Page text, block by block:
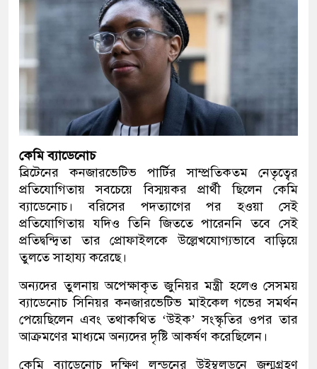
কেমি ব্যাডেনোচ
ব্রিটেনের কনজারভেটিভ পার্টির সাম্প্রতিকতম নেতৃত্বের
প্রতিযোগিতায় সবচেয়ে বিস্ময়কর প্রার্থী ছিলেন কেমি
ব্যাডেনোচ। বরিসের পদত্যাগের পর হওয়া সেই
প্রতিযোগিতায় যদিও তিনি জিততে পারেননি তবে সেই
প্রতিদ্বন্দ্বিতা তার প্রোফাইলকে উল্লেখযোগ্যভাবে বাড়িয়ে
তুলতে সাহায্য করেছে।
অন্যদের তুলনায় অপেক্ষাকৃত জুনিয়র মন্ত্রী হলেও সেসময়
ব্যাডেনোচ সিনিয়র কনজারভেটিভ মাইকেল গভের সমর্থন
পেয়েছিলেন এবং তথাকথিত ‘উইক’ সংস্কৃতির ওপর তার
আক্রমণের মাধ্যমে অন্যদের দৃষ্টি আকর্ষণ করেছিলেন।
কেমি ব্যাডেনোচ দক্ষিণ লন্ডনের উইম্বলডনে জন্মগ্রহণ